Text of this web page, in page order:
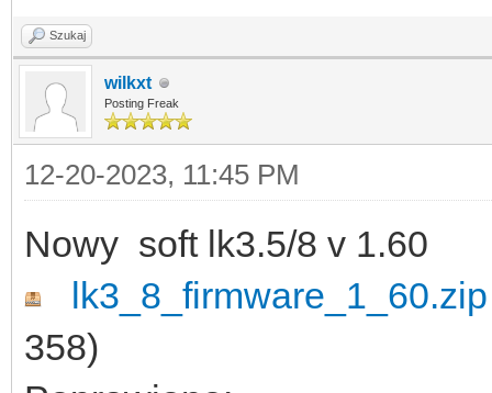
Szukaj
wilkxt
Posting Freak
12-20-2023, 11:45 PM
Nowy soft lk3.5/8 v 1.60
lk3_8_firmware_1_60.zip
358)